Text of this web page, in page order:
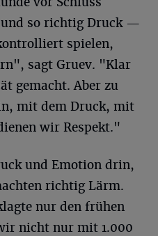
und so richtig Druck —
spielen,
sagt Gruev. "Klar
gemacht. Aber zu
mit dem Druck, mit
wir Respekt."
und Emotion drin,
richtig Lärm.
nur den frühen
nicht nur mit 1.000